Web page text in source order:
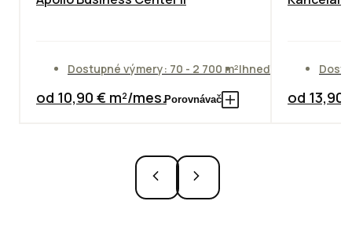
Dostupné výmery: 70 - 2 700 m²Ihneď
od 10,90 € m²/mes.Porovnávač od 13,90